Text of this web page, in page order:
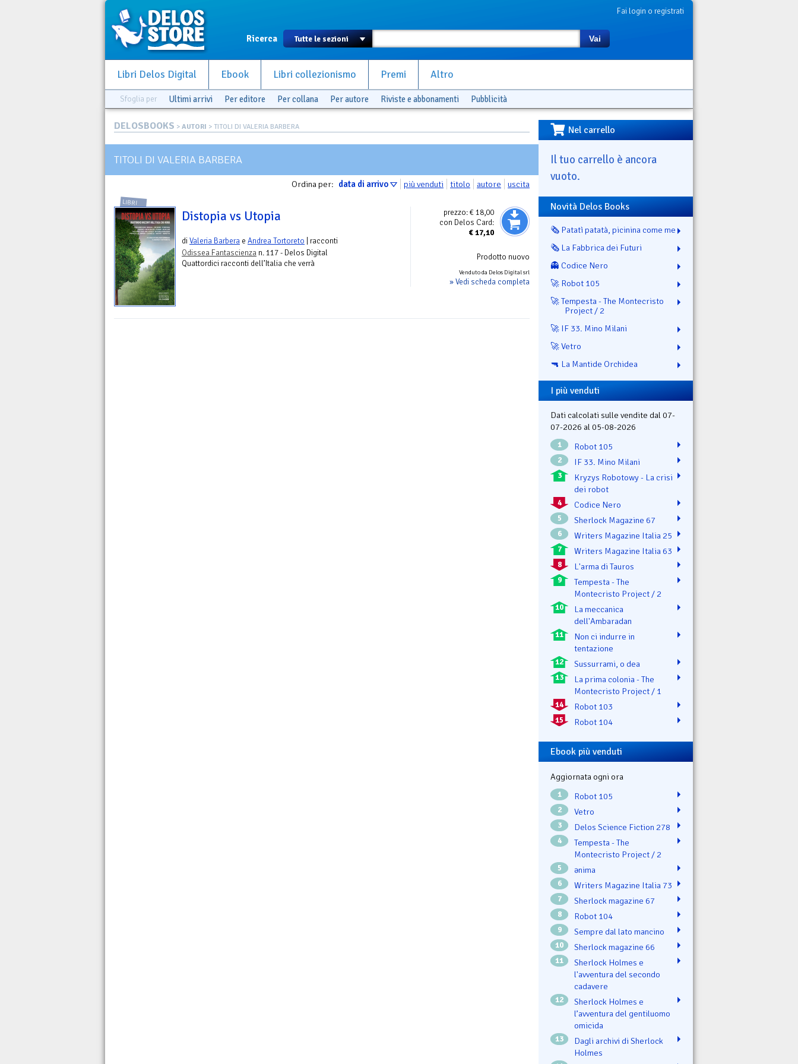
Fai login o registrati
Ricerca Vai
Libri Delos Digital Ebook Libri collezionismo Premi Altro
Sfoglia per Ultimi arrivi Per editore Per collana Per autore Riviste e abbonamenti Pubblicità
DELOSBOOKS > AUTORI > TITOLI DI VALERIA BARBERA
TITOLI DI VALERIA BARBERA
Ordina per: data di arrivo più venduti titolo autore uscita
prezzo:€ 18,00
con Delos Card:
€17,10
Prodotto nuovo
Venduto da Delos Digital srl
» Vedi scheda completa
LIBRI
Distopia vs Utopia
diValeria Barbera e Andrea Tortoreto | racconti
Odissea Fantascienza n. 117 - Delos Digital
Quattordici racconti dell’Italia che verrà
Nel carrello
Il tuo carrello è ancora
vuoto.
Novità Delos Books
🗞️ Patatì patatà, picinina come me
🗞️ La Fabbrica dei Futuri
👻 Codice Nero
🚀 Robot 105
🚀 Tempesta - The Montecristo
Project / 2
🚀 IF 33. Mino Milani
🚀 Vetro
🔫 La Mantide Orchidea
I più venduti
Dati calcolati sulle vendite dal 07-
07-2026 al 05-08-2026
1 Robot 105
2 IF 33. Mino Milani
3
Kryzys Robotowy - La crisi
dei robot
4 Codice Nero
5 Sherlock Magazine 67
6 Writers Magazine Italia 25
7 Writers Magazine Italia 63
8 L'arma di Tauros
9
Tempesta - The
Montecristo Project / 2
10
La meccanica
dell'Ambaradan
11
Non ci indurre in
tentazione
12 Sussurrami, o dea
13
La prima colonia - The
Montecristo Project / 1
14 Robot 103
15 Robot 104
Ebook più venduti
Aggiornata ogni ora
1 Robot 105
2 Vetro
3 Delos Science Fiction 278
4
Tempesta - The
Montecristo Project / 2
5 ənima
6 Writers Magazine Italia 73
7 Sherlock magazine 67
8 Robot 104
9 Sempre dal lato mancino
10 Sherlock magazine 66
11
Sherlock Holmes e
l'avventura del secondo
cadavere
12
Sherlock Holmes e
l’avventura del gentiluomo
omicida
13
Dagli archivi di Sherlock
Holmes